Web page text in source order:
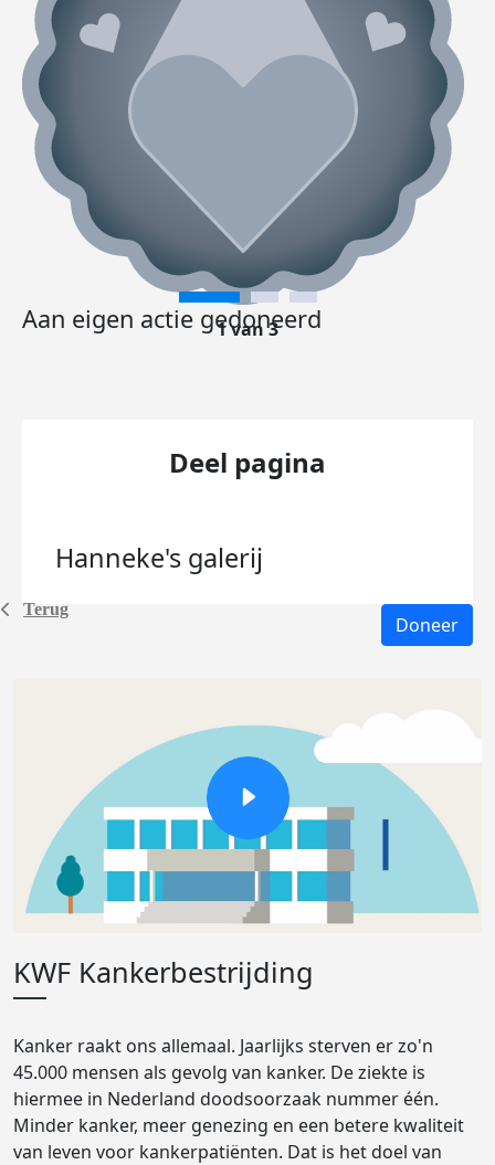
Terug
Aan eigen actie gedoneerd
1 van 3
Deel pagina
Hanneke's galerij
Doneer
KWF Kankerbestrijding
Kanker raakt ons allemaal. Jaarlijks sterven er zo'n
45.000 mensen als gevolg van kanker. De ziekte is
hiermee in Nederland doodsoorzaak nummer één.
Minder kanker, meer genezing en een betere kwaliteit
van leven voor kankerpatiënten. Dat is het doel van